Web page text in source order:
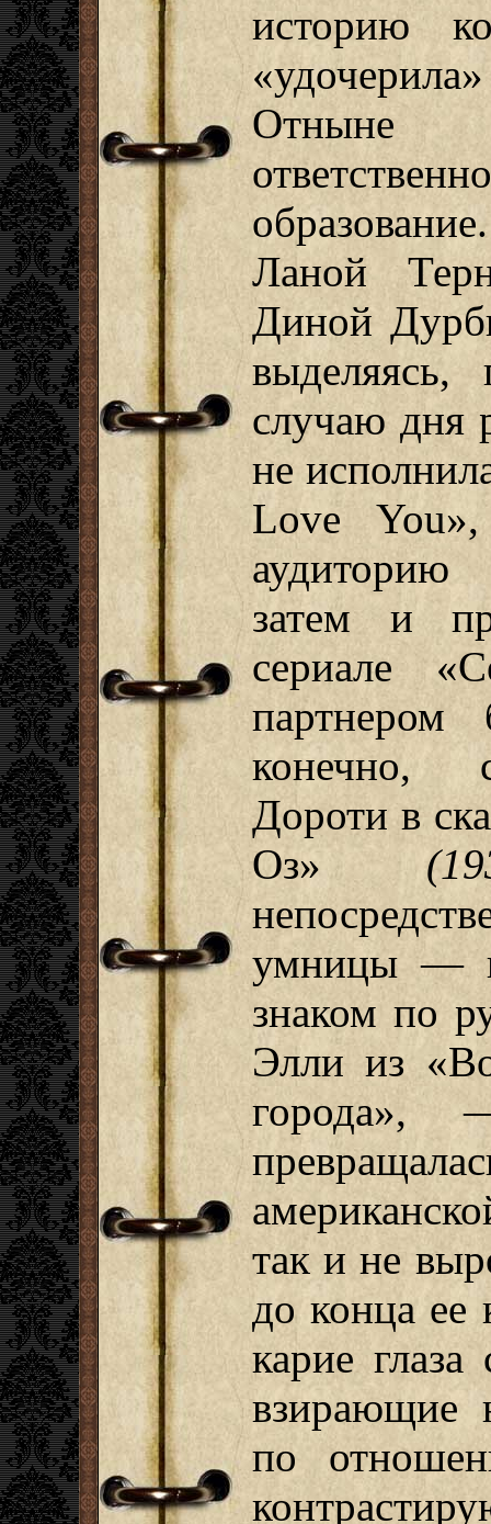
историю
Ланой
Диной
случаю дня
не
Love
аудиторию
затем и
сериале
конечно,
Дороти в
Оз»
умницы —
знаком по
Элли из
города»,
так и не
до конца ее
карие
взирающие
по